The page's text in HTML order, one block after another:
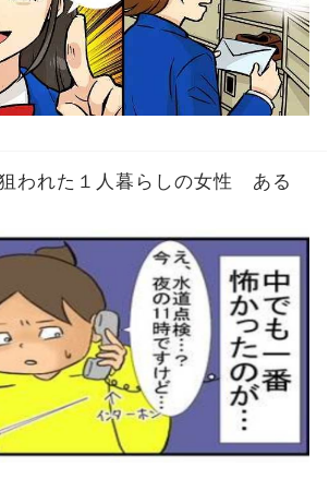
われた１人暮らしの女性 ある